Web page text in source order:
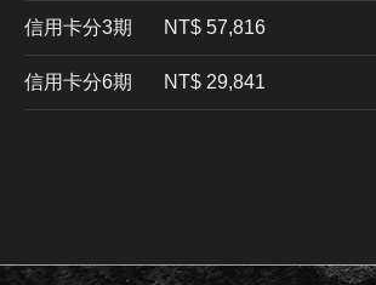
信用卡分3期 ​NT$ 57,816
信用卡分6期 NT$ 29,841